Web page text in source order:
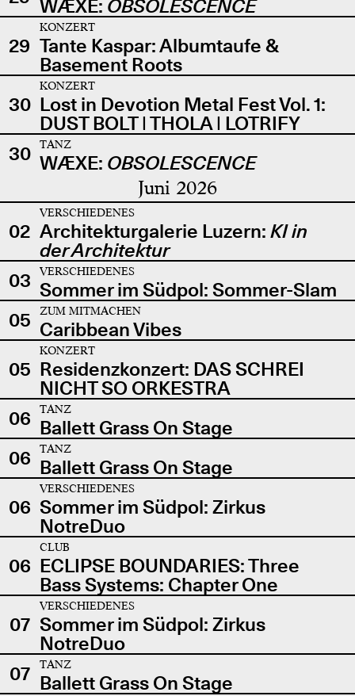
WÆXE: OBSOLESCENCE
29
KONZERT
Tante Kaspar: Albumtaufe &
Basement Roots
30
KONZERT
Lost in Devotion Metal Fest Vol. 1:
DUST BOLT | THOLA | LOTRIFY
30
TANZ
WÆXE: OBSOLESCENCE
Juni 2026
02
VERSCHIEDENES
Architekturgalerie Luzern: KI in
der Architektur
03
VERSCHIEDENES
Sommer im Südpol: Sommer-Slam
05
ZUM MITMACHEN
Caribbean Vibes
05
KONZERT
Residenzkonzert: DAS SCHREI
NICHT SO ORKESTRA
06
TANZ
Ballett Grass On Stage
06
TANZ
Ballett Grass On Stage
06
VERSCHIEDENES
Sommer im Südpol: Zirkus
NotreDuo
06
CLUB
ECLIPSE BOUNDARIES: Three
Bass Systems: Chapter One
07
VERSCHIEDENES
Sommer im Südpol: Zirkus
NotreDuo
07
TANZ
Ballett Grass On Stage